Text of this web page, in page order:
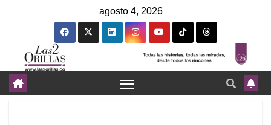
agosto 4, 2026